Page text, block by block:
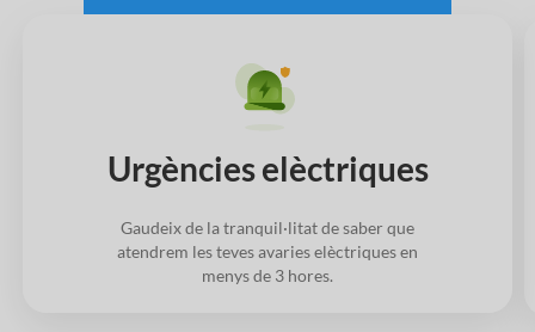
Urgències elèctriques
Gaudeix de la tranquil·litat de saber que
atendrem les teves avaries elèctriques en
menys de 3 hores.